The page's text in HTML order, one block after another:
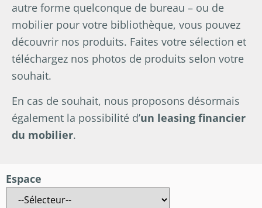
autre forme quelconque de bureau – ou de
mobilier pour votre bibliothèque, vous pouvez
découvrir nos produits. Faites votre sélection et
téléchargez nos photos de produits selon votre
souhait.
En cas de souhait, nous proposons désormais
également la possibilité d’un leasing financier
du mobilier.
Espace